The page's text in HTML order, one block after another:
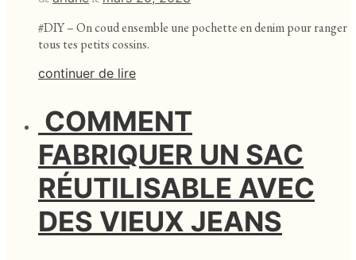
#DIY – On coud ensemble une pochette en denim pour ranger
tous tes petits cossins.
continuer de lire
COMMENT
FABRIQUER UN SAC
RÉUTILISABLE AVEC
DES VIEUX JEANS